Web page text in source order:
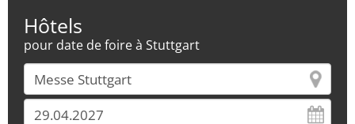
Hôtels
pour date de foire à Stuttgart